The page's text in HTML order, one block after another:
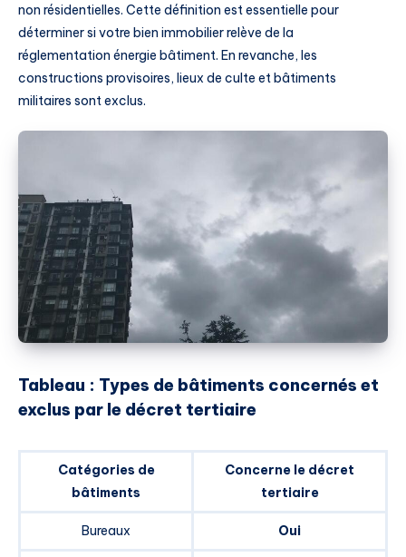
non résidentielles. Cette définition est essentielle pour
déterminer si votre bien immobilier relève de la
réglementation énergie bâtiment. En revanche, les
constructions provisoires, lieux de culte et bâtiments
militaires sont exclus.
Tableau : Types de bâtiments concernés et
exclus par le décret tertiaire
Catégories de
bâtiments
Concerne le décret
tertiaire
Bureaux Oui